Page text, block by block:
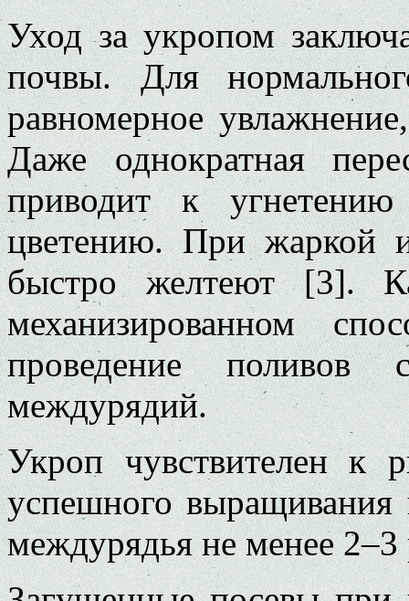
Уход за укропом
почвы. Для
равномерное
Даже однократная
приводит к
цветению. При жаркой
быстро желтеют [3].
механизированном
проведение поливов
междурядий.
Укроп чувствителен к
успешного выращивания
междурядья не менее 2–3